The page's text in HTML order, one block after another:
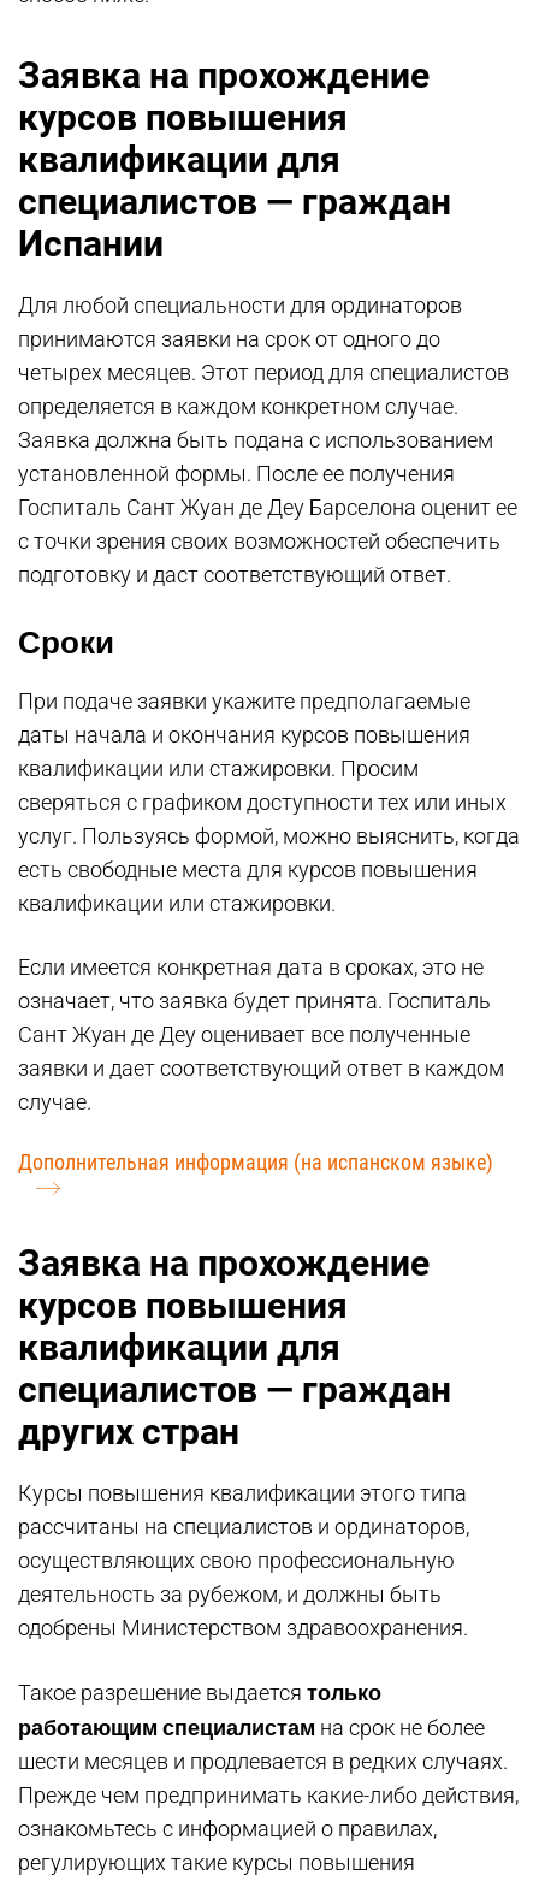
Заявка на прохождение
курсов повышения
квалификации для
специалистов — граждан
Испании
Для любой специальности для ординаторов
принимаются заявки на срок от одного до
четырех месяцев. Этот период для специалистов
определяется в каждом конкретном случае.
Заявка должна быть подана с использованием
установленной формы. После ее получения
Госпиталь Сант Жуан де Деу Барселона оценит ее
с точки зрения своих возможностей обеспечить
подготовку и даст соответствующий ответ.
Сроки
При подаче заявки укажите предполагаемые
даты начала и окончания курсов повышения
квалификации или стажировки. Просим
сверяться с графиком доступности тех или иных
услуг. Пользуясь формой, можно выяснить, когда
есть свободные места для курсов повышения
квалификации или стажировки.
Если имеется конкретная дата в сроках, это не
означает, что заявка будет принята. Госпиталь
Сант Жуан де Деу оценивает все полученные
заявки и дает соответствующий ответ в каждом
случае.
Дополнительная информация (на испанском языке)
Заявка на прохождение
курсов повышения
квалификации для
специалистов — граждан
других стран
Курсы повышения квалификации этого типа
рассчитаны на специалистов и ординаторов,
осуществляющих свою профессиональную
деятельность за рубежом, и должны быть
одобрены Министерством здравоохранения.
Такое разрешение выдается только
работающим специалистам на срок не более
шести месяцев и продлевается в редких случаях.
Прежде чем предпринимать какие-либо действия,
ознакомьтесь с информацией о правилах,
регулирующих такие курсы повышения